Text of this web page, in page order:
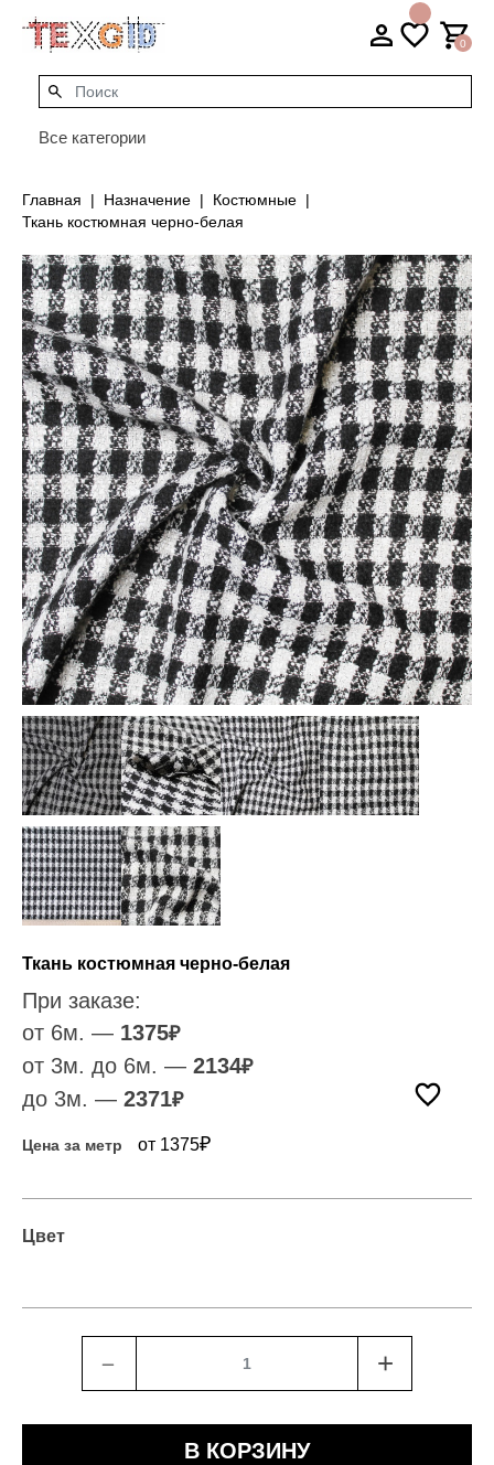
0
Все категории
Главная Назначение
Костюмные
Ткань костюмная черно-белая
Ткань костюмная черно-белая
При заказе:
от 6м. — 1375₽
от 3м. до 6м. — 2134₽
до 3м. — 2371₽
Цена за метр от 1375₽
Цвет
﹣ +
В КОРЗИНУ